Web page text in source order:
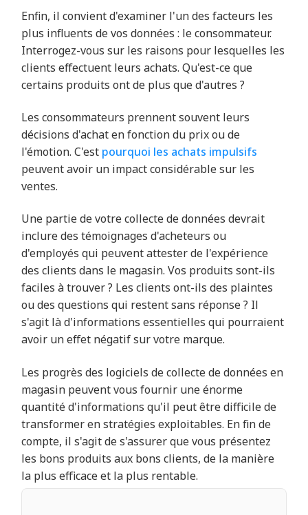
Enfin, il convient d'examiner l'un des facteurs les
plus influents de vos données : le consommateur.
Interrogez-vous sur les raisons pour lesquelles les
clients effectuent leurs achats. Qu'est-ce que
certains produits ont de plus que d'autres ?
Les consommateurs prennent souvent leurs
décisions d'achat en fonction du prix ou de
l'émotion. C'est pourquoi les achats impulsifs
peuvent avoir un impact considérable sur les
ventes.
Une partie de votre collecte de données devrait
inclure des témoignages d'acheteurs ou
d'employés qui peuvent attester de l'expérience
des clients dans le magasin. Vos produits sont-ils
faciles à trouver ? Les clients ont-ils des plaintes
ou des questions qui restent sans réponse ? Il
s'agit là d'informations essentielles qui pourraient
avoir un effet négatif sur votre marque.
Les progrès des logiciels de collecte de données en
magasin peuvent vous fournir une énorme
quantité d'informations qu'il peut être difficile de
transformer en stratégies exploitables. En fin de
compte, il s'agit de s'assurer que vous présentez
les bons produits aux bons clients, de la manière
la plus efficace et la plus rentable.